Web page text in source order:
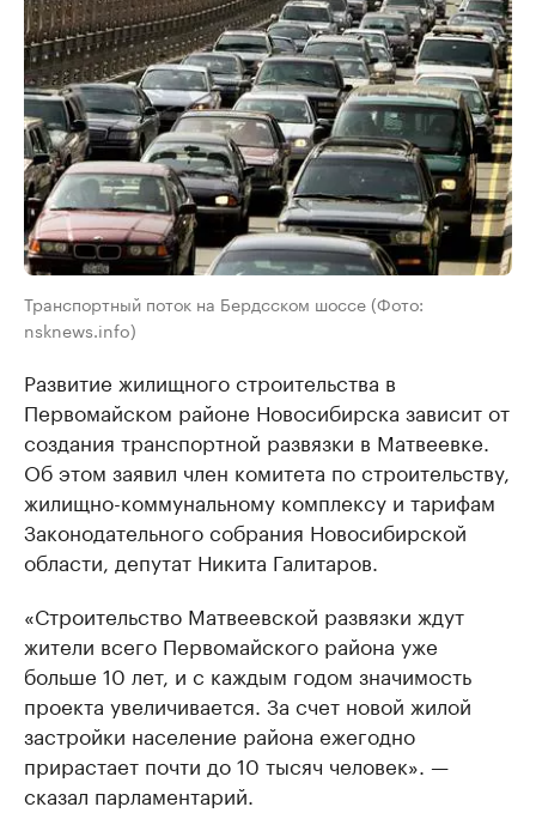
Транспортный поток на Бердсском шоссе (Фото:
nsknews.info)
Развитие жилищного строительства в
Первомайском районе Новосибирска зависит от
создания транспортной развязки в Матвеевке.
Об этом заявил член комитета по строительству,
жилищно-коммунальному комплексу и тарифам
Законодательного собрания Новосибирской
области, депутат Никита Галитаров.
«Строительство Матвеевской развязки ждут
жители всего Первомайского района уже
больше 10 лет, и с каждым годом значимость
проекта увеличивается. За счет новой жилой
застройки население района ежегодно
прирастает почти до 10 тысяч человек». —
сказал парламентарий.